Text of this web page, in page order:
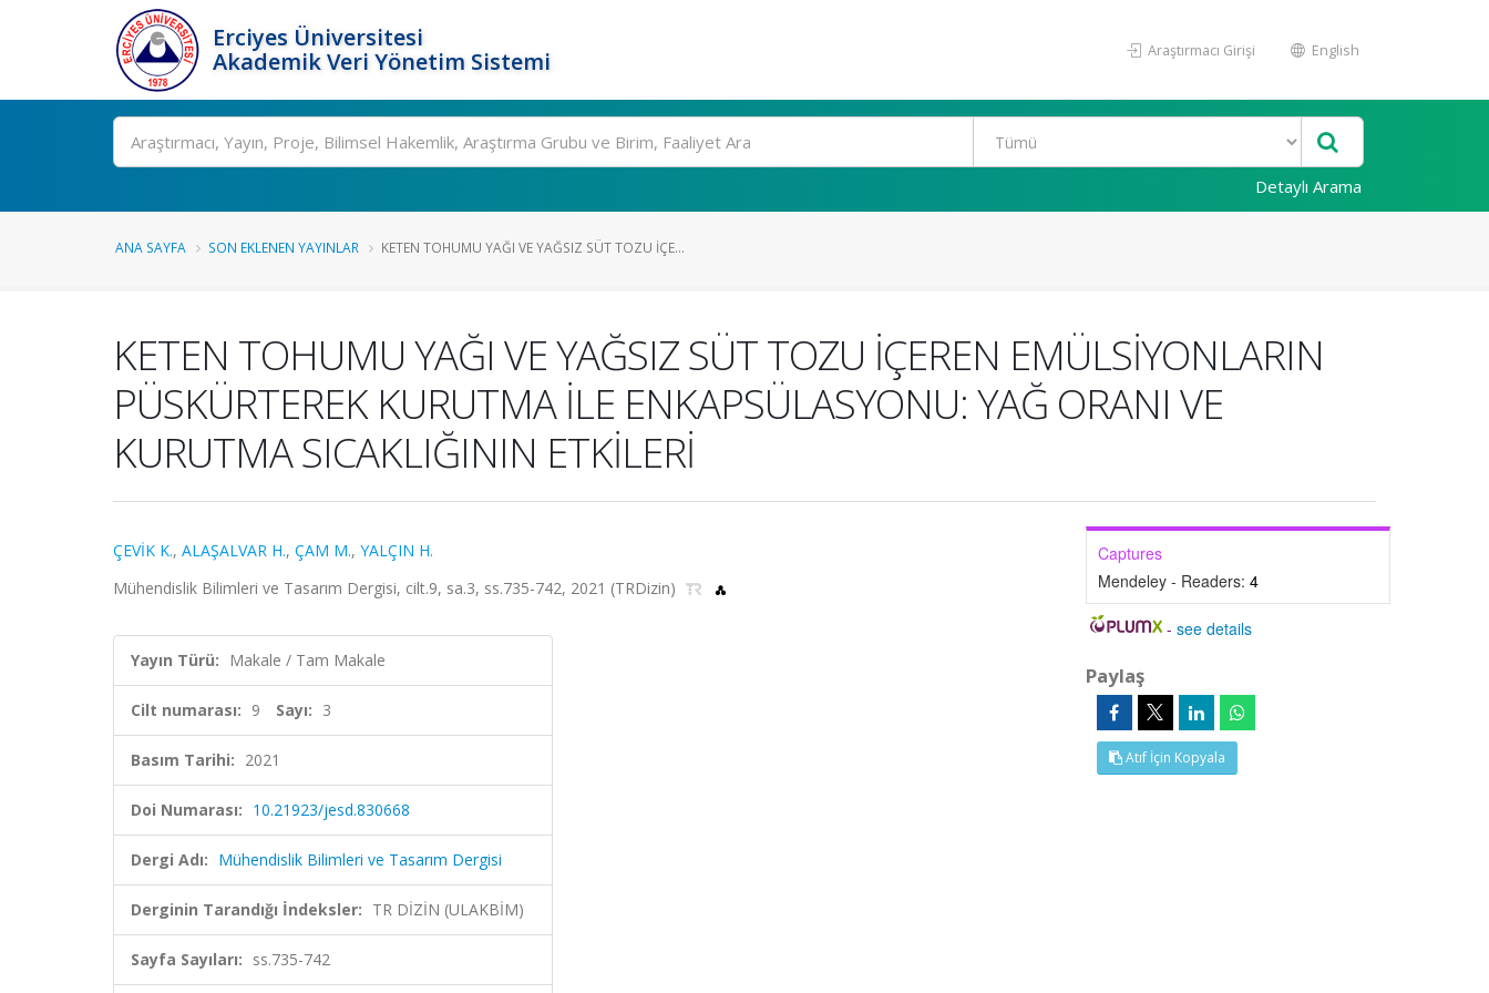
Erciyes Üniversitesi
Akademik Veri Yönetim Sistemi
Araştırmacı Girişi English
Ara
Detaylı Arama
ANA SAYFA SON EKLENEN YAYINLAR KETEN TOHUMU YAĞI VE YAĞSIZ SÜT TOZU İÇE...
KETEN TOHUMU YAĞI VE YAĞSIZ SÜT TOZU İÇEREN EMÜLSİYONLARIN
PÜSKÜRTEREK KURUTMA İLE ENKAPSÜLASYONU: YAĞ ORANI VE
KURUTMA SICAKLIĞININ ETKİLERİ
ÇEVİK K., ALAŞALVAR H., ÇAM M., YALÇIN H.
Mühendislik Bilimleri ve Tasarım Dergisi, cilt.9, sa.3, ss.735-742, 2021 (TRDizin)
Yayın Türü: Makale / Tam Makale
Cilt numarası: 9 Sayı: 3
Basım Tarihi: 2021
Doi Numarası: 10.21923/jesd.830668
Dergi Adı: Mühendislik Bilimleri ve Tasarım Dergisi
Derginin Tarandığı İndeksler: TR DİZİN (ULAKBİM)
Sayfa Sayıları: ss.735-742
Captures
Mendeley - Readers: 4
-see details
Paylaş
Atıf İçin Kopyala